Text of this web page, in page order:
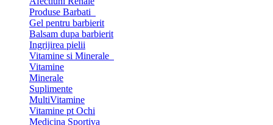
Produse Barbati
Gel pentru barbierit
Balsam dupa barbierit
Ingrijirea pielii
Vitamine si Minerale
Vitamine
Minerale
Suplimente
MultiVitamine
Vitamine pt Ochi
Medicina Sportiva